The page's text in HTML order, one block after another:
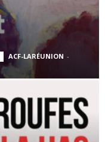
ACF-LARÉUNION -